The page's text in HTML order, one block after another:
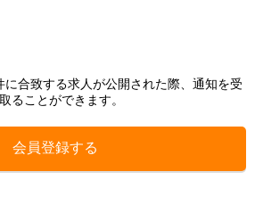
合致する求人が公開された際、通知を受
ることができます。
会員登録する